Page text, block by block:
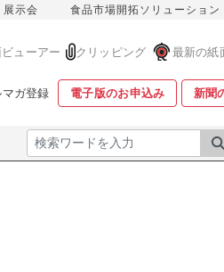
展示会 食品市場開拓ソリューション
ューアー クリッピング 最新の紙
マガ登録 電子版のお申込み 新聞